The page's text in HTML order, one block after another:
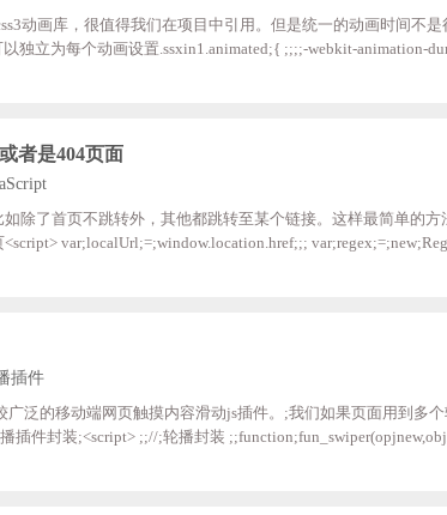
动画库，很值得我们在项目中引用。但是统一的动画时间不
独立为每个动画设置.ssxin1.animated;{ ;;;;-webkit-animation-
者是404页面
除了首页不跳转外，其他都跳转至某个链接。这样最简单的方
var;localUrl;=;window.location.href;;;
插件
广泛的移动端网页触摸内容滑动js插件。;我们如果页面用到多
插件封装;<script> ;;//;轮播封装